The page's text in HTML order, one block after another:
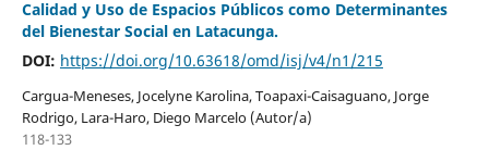
Calidad y Uso de Espacios Públicos como Determinantes
del Bienestar Social en Latacunga.
DOI: https://doi.org/10.63618/omd/isj/v4/n1/215
Cargua-Meneses, Jocelyne Karolina, Toapaxi-Caisaguano, Jorge
Rodrigo, Lara-Haro, Diego Marcelo (Autor/a)
118-133